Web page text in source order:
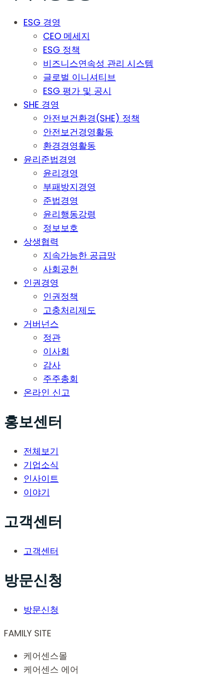
ESG 경영
CEO 메세지
ESG 정책
비즈니스연속성 관리 시스템
글로벌 이니셔티브
ESG 평가 및 공시
SHE 경영
안전보건환경(SHE) 정책
안전보건경영활동
환경경영활동
윤리준법경영
윤리경영
부패방지경영
준법경영
윤리행동강령
정보보호
상생협력
지속가능한 공급망
사회공헌
인권경영
인권정책
고충처리제도
거버넌스
정관
이사회
감사
주주총회
온라인 신고
홍보센터
전체보기
기업소식
인사이트
이야기
고객센터
고객센터
방문신청
방문신청
FAMILY SITE
케어센스몰
케어센스 에어